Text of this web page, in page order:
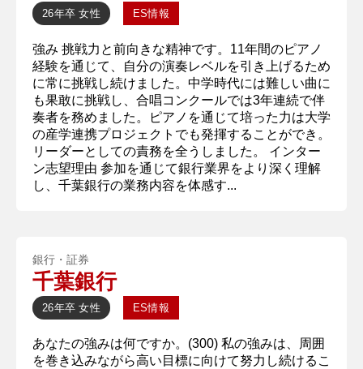
26年卒 女性 ES情報
強み 挑戦力と前向きな精神です。11年間のピアノ
経験を通じて、自分の演奏レベルを引き上げるため
に常に挑戦し続けました。中学時代には難しい曲に
も果敢に挑戦し、合唱コンクールでは3年連続で伴
奏者を務めました。ピアノを通じて培った力は大学
の産学連携プロジェクトでも発揮することができ。
リーダーとしての責務を全うしました。 インター
ン志望理由 参加を通じて銀行業界をより深く理解
し、千葉銀行の業務内容を体感す...
銀行・証券
千葉銀行
26年卒 女性 ES情報
あなたの強みは何ですか。(300) 私の強みは、周囲
を巻き込みながら高い目標に向けて努力し続けるこ